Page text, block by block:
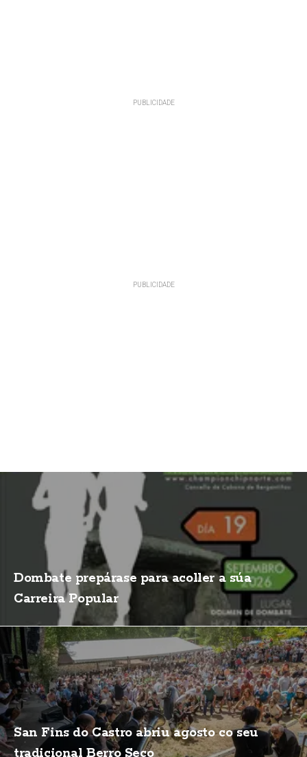
Dombate prepárase para acoller a súa
Carreira Popular
San Fins do Castro abriu agosto co seu
tradicional Berro Seco